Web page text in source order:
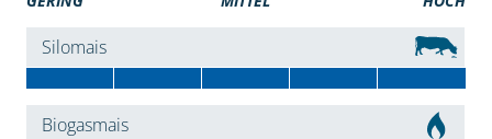
Silomais
Biogasmais